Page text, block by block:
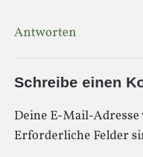
Antworten
Schreibe einen
Deine E-Mail-
Erforderliche Felder